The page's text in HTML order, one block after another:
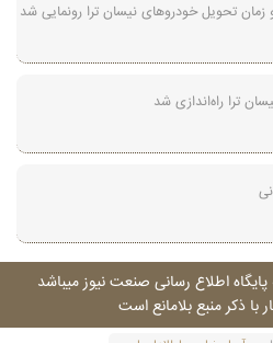
و زمان تحویل خودرو‌های نیسان ترا رونمایی شد
ترا راه‌اندازی شد
اطلاع رسانی صنعت نيوز ميباشد
با ذکر منبع بلامانع است